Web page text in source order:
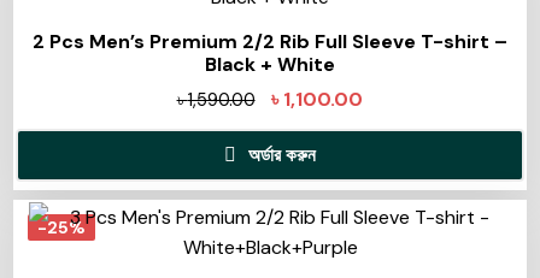
2 Pcs Men’s Premium 2/2 Rib Full Sleeve T-shirt –
Black + White
৳1,590.00 ৳1,100.00
অর্ডার করুন
-25%